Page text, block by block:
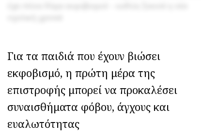
επιλέξετε τη σωστή
Η δεύτερη εγκυμοσύνη
αλλάζει τον εγκέφαλο με
διαφορετικό τρόπο
Γιατί τα οικογενειακά
Για τα παιδιά που έχουν βιώσει
εκφοβισμό, η πρώτη μέρα της
επιστροφής μπορεί να προκαλέσει
συναισθήματα φόβου, άγχους και
ευαλωτότητας